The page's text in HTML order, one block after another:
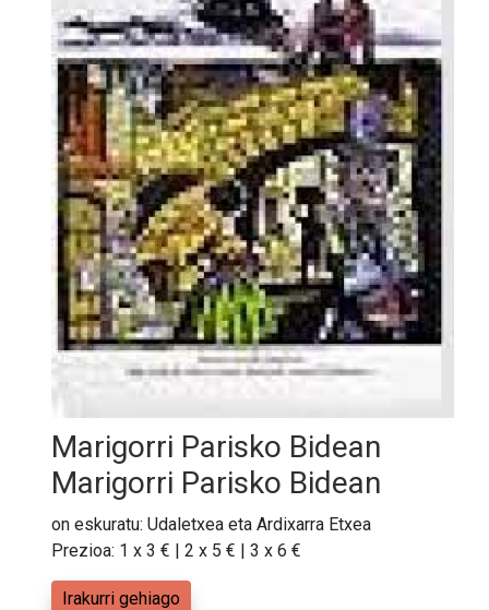
Marigorri Parisko Bidean
Marigorri Parisko Bidean
on eskuratu: Udaletxea eta Ardixarra Etxea
Prezioa: 1 x 3 € | 2 x 5 € | 3 x 6 €
Irakurri gehiago